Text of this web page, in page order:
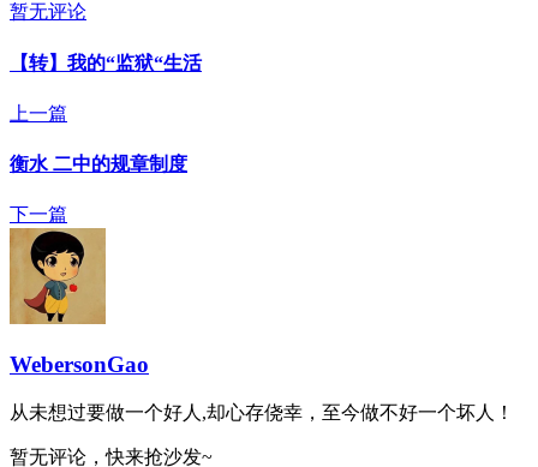
暂无评论
【转】我的“监狱“生活
上一篇
衡水 二中的规章制度
下一篇
WebersonGao
从未想过要做一个好人,却心存侥幸，至今做不好一个坏人！
暂无评论，快来抢沙发~